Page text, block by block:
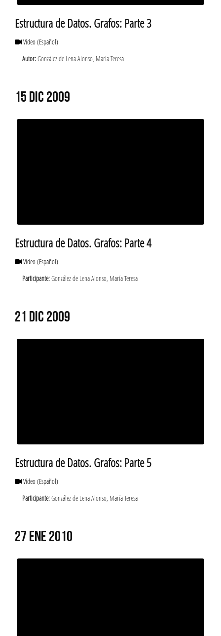
Estructura de Datos. Grafos: Parte 3
Vídeo(Español)
Autor:González de Lena Alonso, María Teresa
15 DIC 2009
Estructura de Datos. Grafos: Parte 4
Vídeo(Español)
Participante:González de Lena Alonso, María Teresa
21 DIC 2009
Estructura de Datos. Grafos: Parte 5
Vídeo(Español)
Participante:González de Lena Alonso, María Teresa
27 ENE 2010